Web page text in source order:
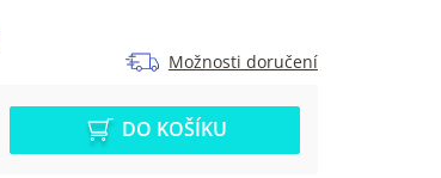
Možnosti doručení
DO KOŠÍKU